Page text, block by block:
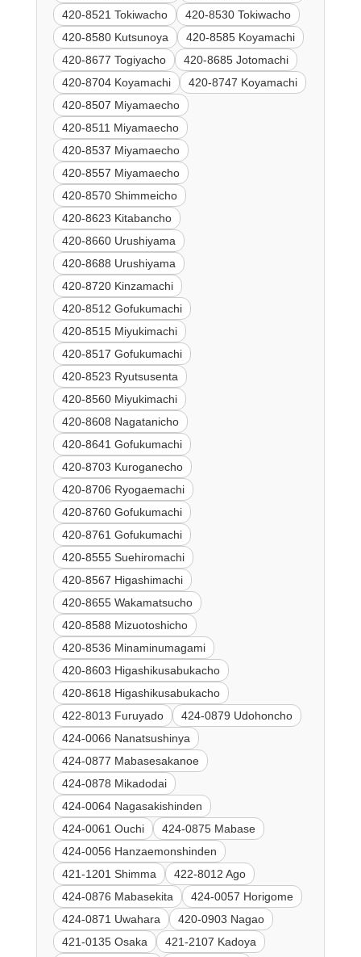
420-8521 Tokiwacho
420-8530 Tokiwacho
420-8580 Kutsunoya
420-8585 Koyamachi
420-8677 Togiyacho
420-8685 Jotomachi
420-8704 Koyamachi
420-8747 Koyamachi
420-8507 Miyamaecho
420-8511 Miyamaecho
420-8537 Miyamaecho
420-8557 Miyamaecho
420-8570 Shimmeicho
420-8623 Kitabancho
420-8660 Urushiyama
420-8688 Urushiyama
420-8720 Kinzamachi
420-8512 Gofukumachi
420-8515 Miyukimachi
420-8517 Gofukumachi
420-8523 Ryutsusenta
420-8560 Miyukimachi
420-8608 Nagatanicho
420-8641 Gofukumachi
420-8703 Kuroganecho
420-8706 Ryogaemachi
420-8760 Gofukumachi
420-8761 Gofukumachi
420-8555 Suehiromachi
420-8567 Higashimachi
420-8655 Wakamatsucho
420-8588 Mizuotoshicho
420-8536 Minaminumagami
420-8603 Higashikusabukacho
420-8618 Higashikusabukacho
422-8013 Furuyado
424-0879 Udohoncho
424-0066 Nanatsushinya
424-0877 Mabasesakanoe
424-0878 Mikadodai
424-0064 Nagasakishinden
424-0061 Ouchi
424-0875 Mabase
424-0056 Hanzaemonshinden
421-1201 Shimma
422-8012 Ago
424-0876 Mabasekita
424-0057 Horigome
424-0871 Uwahara
420-0903 Nagao
421-0135 Osaka
421-2107 Kadoya